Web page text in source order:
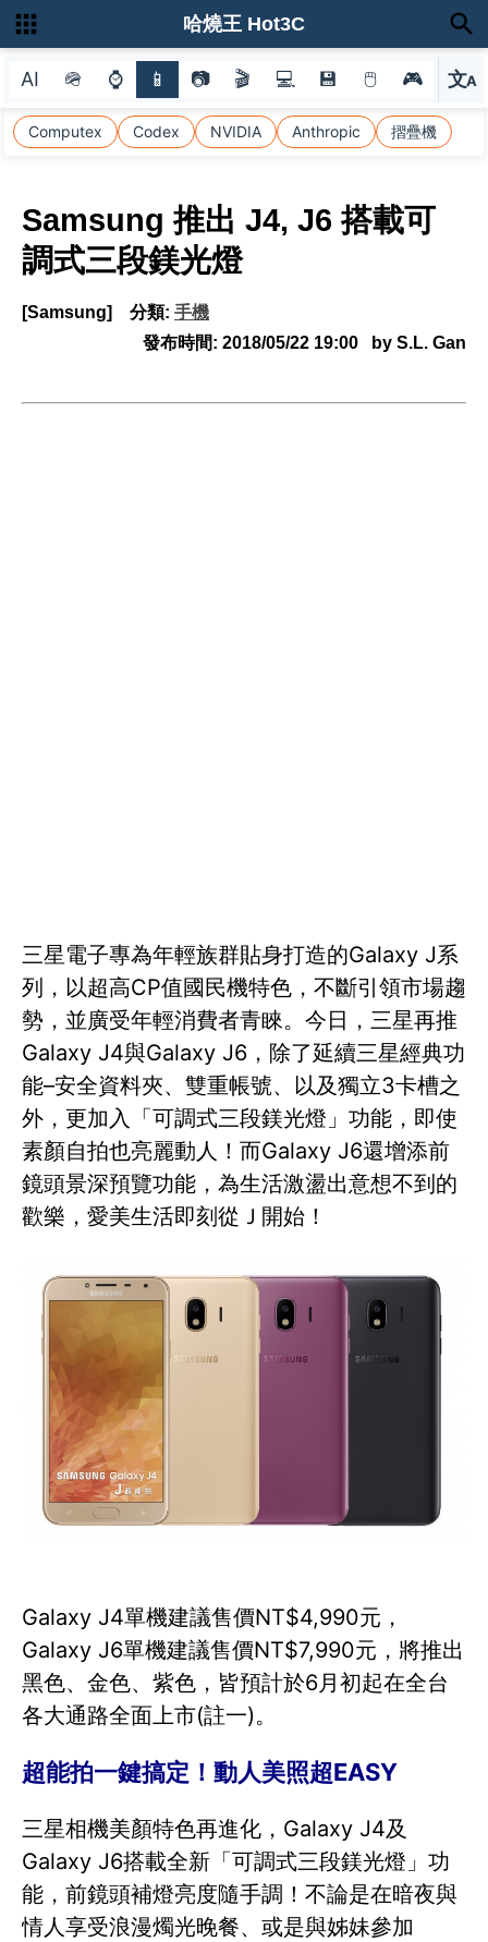
AI 🪖 ⌚ 📱 📷 🎬 💻 💾 🖱 🎮 文A
選
Computex Codex NVIDIA Anthropic 摺疊機
哈燒王 Hot3C
Samsung 推出 J4, J6 搭載可
調式三段鎂光燈
[Samsung] 分類: 手機
發布時間: 2018/05/22 19:00 by S.L. Gan
三星電子專為年輕族群貼身打造的Galaxy J系
列，以超高CP值國民機特色，不斷引領市場趨
勢，並廣受年輕消費者青睞。今日，三星再推
Galaxy J4與Galaxy J6，除了延續三星經典功
能–安全資料夾、雙重帳號、以及獨立3卡槽之
外，更加入「可調式三段鎂光燈」功能，即使
素顏自拍也亮麗動人！而Galaxy J6還增添前
鏡頭景深預覽功能，為生活激盪出意想不到的
歡樂，愛美生活即刻從Ｊ開始！
Galaxy J4單機建議售價NT$4,990元，
Galaxy J6單機建議售價NT$7,990元，將推出
黑色、金色、紫色，皆預計於6月初起在全台
各大通路全面上市(註一)。
超能拍一鍵搞定！動人美照超EASY
三星相機美顏特色再進化，Galaxy J4及
Galaxy J6搭載全新「可調式三段鎂光燈」功
能，前鏡頭補燈亮度隨手調！不論是在暗夜與
情人享受浪漫燭光晚餐、或是與姊妹參加